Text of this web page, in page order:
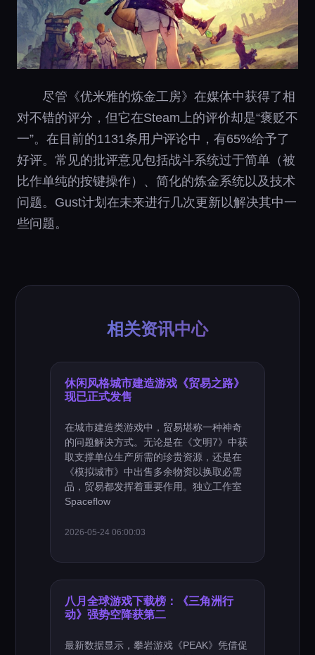
尽管《优米雅的炼金工房》在媒体中获得了相
对不错的评分，但它在Steam上的评价却是“褒贬不
一”。在目前的1131条用户评论中，有65%给予了
好评。常见的批评意见包括战斗系统过于简单（被
比作单纯的按键操作）、简化的炼金系统以及技术
问题。Gust计划在未来进行几次更新以解决其中一
些问题。
相关资讯中心
休闲风格城市建造游戏《贸易之路》
现已正式发售
在城市建造类游戏中，贸易堪称一种神奇
的问题解决方式。无论是在《文明7》中获
取支撑单位生产所需的珍贵资源，还是在
《模拟城市》中出售多余物资以换取必需
品，贸易都发挥着重要作用。独立工作室
Spaceflow
2026-05-24 06:00:03
八月全球游戏下载榜：《三角洲行
动》强势空降获第二
最新数据显示，攀岩游戏《PEAK》凭借促